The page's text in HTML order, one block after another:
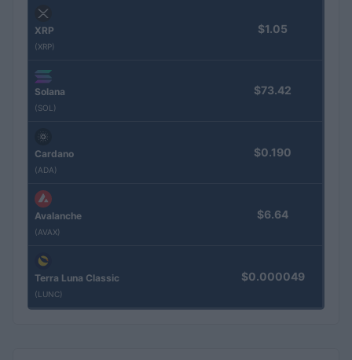
XRP
(XRP)
$1.05
Solana
(SOL)
$73.42
Cardano
(ADA)
$0.190
Avalanche
(AVAX)
$6.64
Terra Luna Classic
(LUNC)
$0.000049